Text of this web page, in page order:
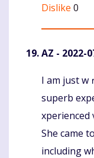
Dislike 0
AZ - 2022-
Komentaras
I am just w
superb
xperienced
She came
including